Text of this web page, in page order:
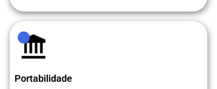
Portabilidade